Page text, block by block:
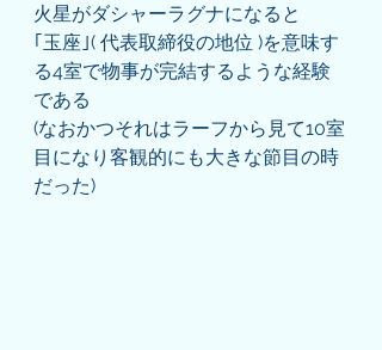
火星がダシャーラグナになると
｢玉座｣( 代表取締役の地位 )を意味す
る4室で物事が完結するような経験
である
(なおかつそれはラーフから見て10室
目になり客観的にも大きな節目の時
だった)